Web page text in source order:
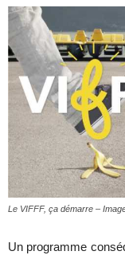
Le VIFFF, ça démarre –
Un programme